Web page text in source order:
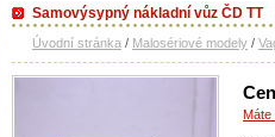
Samovýsypný nákladní vůz ČD TT
Úvodní stránka / Malosériové modely /